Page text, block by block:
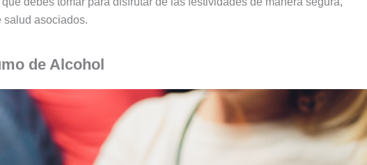
salud asociados.
de Alcohol